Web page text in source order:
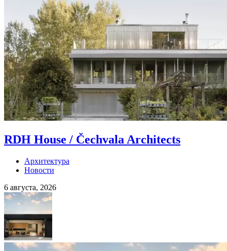
RDH House / Čechvala Architects
Архитектура
Новости
6 августа, 2026